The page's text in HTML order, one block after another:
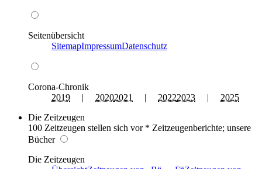
Seitenübersicht
SitemapImpressumDatenschutz
Corona-Chronik
2019 | 20202021 | 20222023 | 2025
Die Zeitzeugen
100 Zeitzeugen stellen sich vor * Zeitzeugenberichte; unsere
Bücher
Die Zeitzeugen